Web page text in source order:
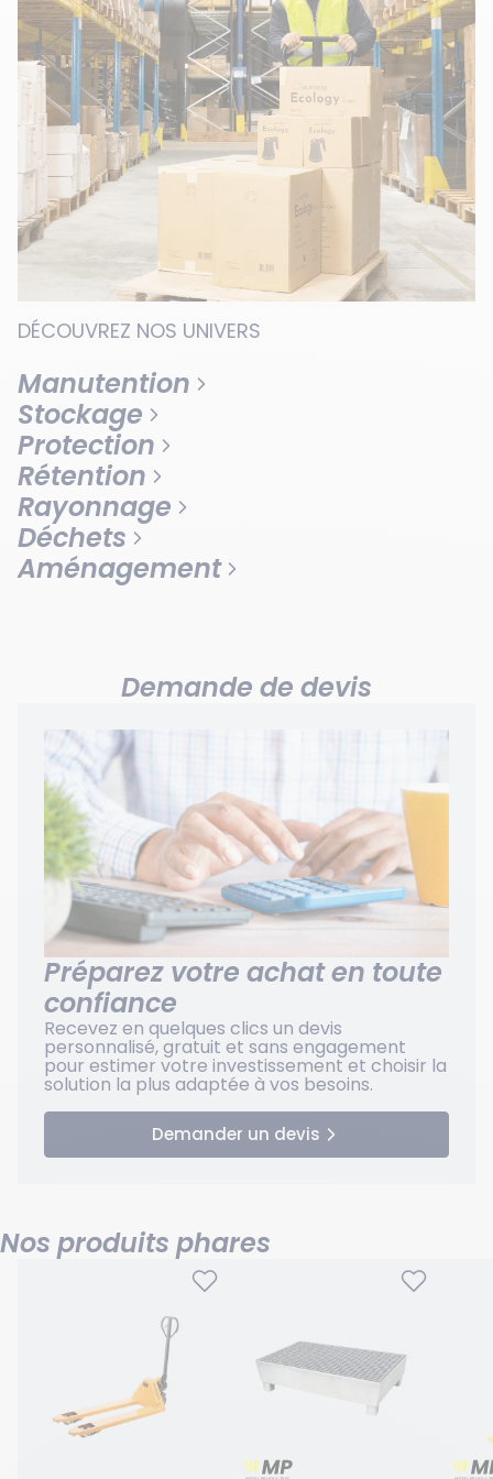
DÉCOUVREZ NOS UNIVERS
Manutention
Stockage
Protection
Rétention
Rayonnage
Déchets
Aménagement
Demande de devis
Préparez votre achat en toute
confiance
Recevez en quelques clics un devis
personnalisé, gratuit et sans engagement
pour estimer votre investissement et choisir la
solution la plus adaptée à vos besoins.
Demander un devis
Nos produits phares